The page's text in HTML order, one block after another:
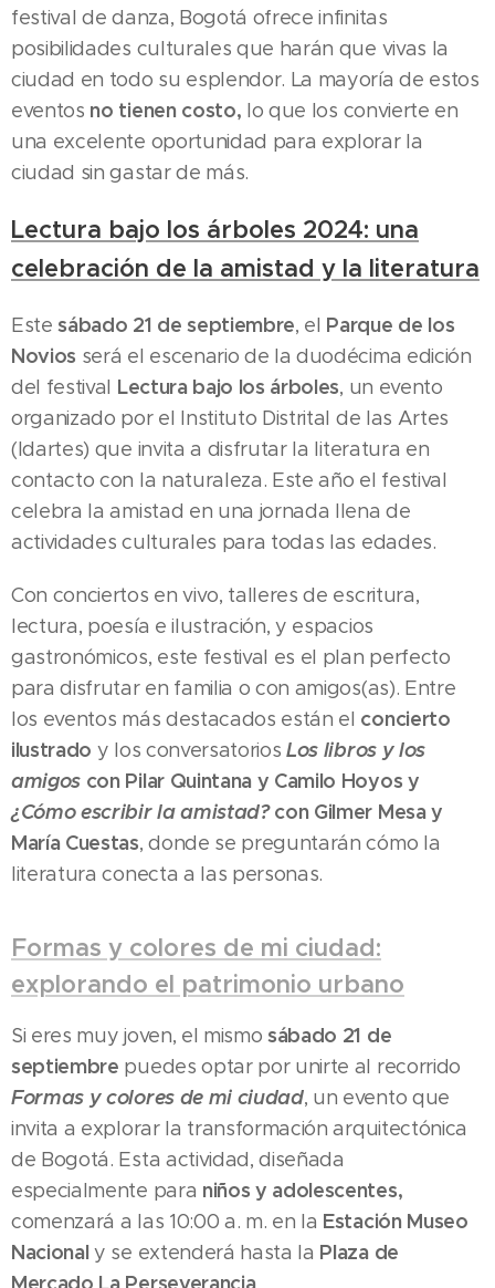
festival de danza, Bogotá ofrece infinitas
posibilidades culturales que harán que vivas la
ciudad en todo su esplendor. La mayoría de estos
eventos no tienen costo, lo que los convierte en
una excelente oportunidad para explorar la
ciudad sin gastar de más.
Lectura bajo los árboles 2024: una
celebración de la amistad y la literatura
Estesábado 21 de septiembre, el Parque de los
Novios será el escenario de la duodécima edición
del festival Lectura bajo los árboles, un evento
organizado por el Instituto Distrital de las Artes
(Idartes) que invita a disfrutar la literatura en
contacto con la naturaleza. Este año el festival
celebra la amistad en una jornada llena de
actividades culturales para todas las edades.
Con conciertos en vivo, talleres de escritura,
lectura, poesía e ilustración, y espacios
gastronómicos, este festival es el plan perfecto
para disfrutar en familia o con amigos(as). Entre
los eventos más destacados están el concierto
ilustrado y los conversatoriosLos libros y los
amigos con Pilar Quintana y Camilo Hoyos y
¿Cómo escribir la amistad?con Gilmer Mesa y
María Cuestas, donde se preguntarán cómo la
literatura conecta a las personas.
Formas y colores de mi ciudad:
explorando el patrimonio urbano
Si eres muy joven, el mismosábado 21 de
septiembre puedes optar por unirte al recorrido
Formas y colores de mi ciudad, un evento que
invita a explorar la transformación arquitectónica
de Bogotá. Esta actividad, diseñada
especialmente para niños y adolescentes,
comenzará a las 10:00 a. m. en la Estación Museo
Nacionaly se extenderá hasta la Plaza de
Mercado La Perseverancia